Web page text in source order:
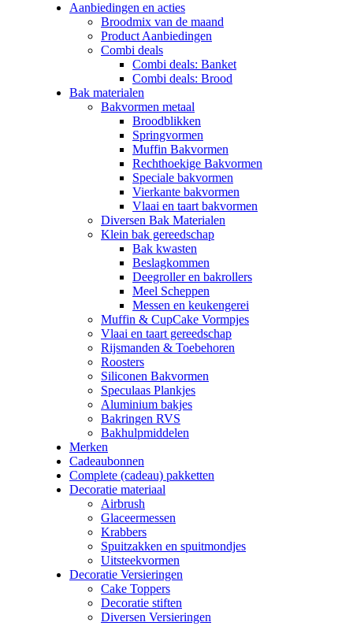
Aanbiedingen en acties
Broodmix van de maand
Product Aanbiedingen
Combi deals
Combi deals: Banket
Combi deals: Brood
Bak materialen
Bakvormen metaal
Broodblikken
Springvormen
Muffin Bakvormen
Rechthoekige Bakvormen
Speciale bakvormen
Vierkante bakvormen
Vlaai en taart bakvormen
Diversen Bak Materialen
Klein bak gereedschap
Bak kwasten
Beslagkommen
Deegroller en bakrollers
Meel Scheppen
Messen en keukengerei
Muffin & CupCake Vormpjes
Vlaai en taart gereedschap
Rijsmanden & Toebehoren
Roosters
Siliconen Bakvormen
Speculaas Plankjes
Aluminium bakjes
Bakringen RVS
Bakhulpmiddelen
Merken
Cadeaubonnen
Complete (cadeau) pakketten
Decoratie materiaal
Airbrush
Glaceermessen
Krabbers
Spuitzakken en spuitmondjes
Uitsteekvormen
Decoratie Versieringen
Cake Toppers
Decoratie stiften
Diversen Versieringen